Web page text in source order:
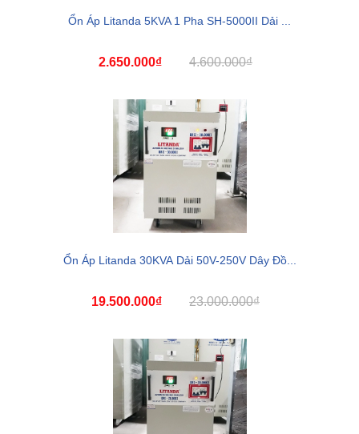
Ổn Áp Litanda 5KVA 1 Pha SH-5000II Dải ...
2.650.000₫ 4.600.000₫
Ổn Áp Litanda 30KVA Dải 50V-250V Dây Đồ...
19.500.000₫ 23.000.000₫